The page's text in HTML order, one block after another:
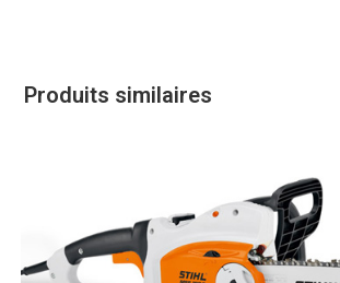
Produits similaires